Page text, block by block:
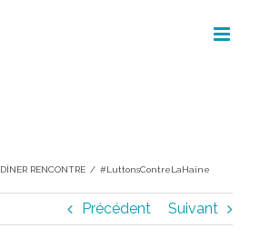
DÎNER RENCONTRE / #LuttonsContreLaHaine
Précédent Suivant